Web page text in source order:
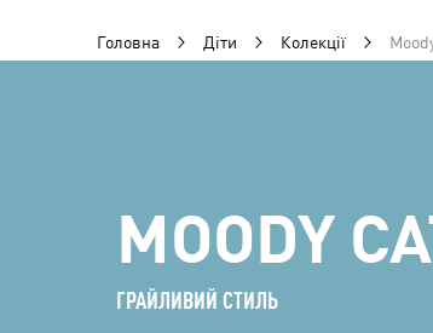
Головна Діти Колекції
MOODY
ГРАЙЛИВИЙ СТИЛЬ